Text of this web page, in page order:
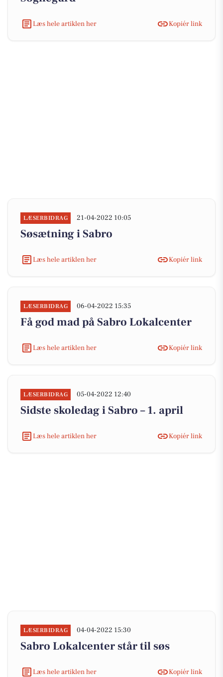
Læs hele artiklen her Kopiér link
LÆSERBIDRAG 21-04-2022 10:05
Søsætning i Sabro
Læs hele artiklen her Kopiér link
LÆSERBIDRAG 06-04-2022 15:35
Få god mad på Sabro Lokalcenter
Læs hele artiklen her Kopiér link
LÆSERBIDRAG 05-04-2022 12:40
Sidste skoledag i Sabro – 1. april
Læs hele artiklen her Kopiér link
LÆSERBIDRAG 04-04-2022 15:30
Sabro Lokalcenter står til søs
Læs hele artiklen her Kopiér link